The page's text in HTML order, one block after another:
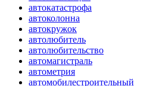
автокатастрофа
автоколонна
автокружок
автолюбитель
автолюбительство
автомагистраль
автометрия
автомобилестроительный